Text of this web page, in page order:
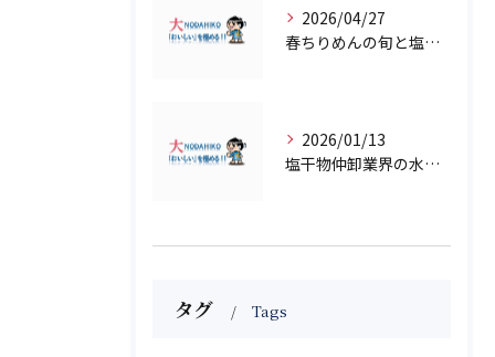
2026/04/27
春ちりめんの旬と塩干加工の魅力
2026/01/13
塩干物仲卸業界の水産市場動向予測
タグ Tags